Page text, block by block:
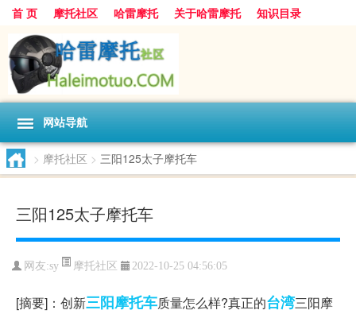
首 页 摩托社区 哈雷摩托 关于哈雷摩托 知识目录
网站导航
> 摩托社区 > 三阳125太子摩托车
三阳125太子摩托车
网友:sy 摩托社区 2022-10-25 04:56:05
[摘要]：创新三阳摩托车质量怎么样?真正的台湾三阳摩